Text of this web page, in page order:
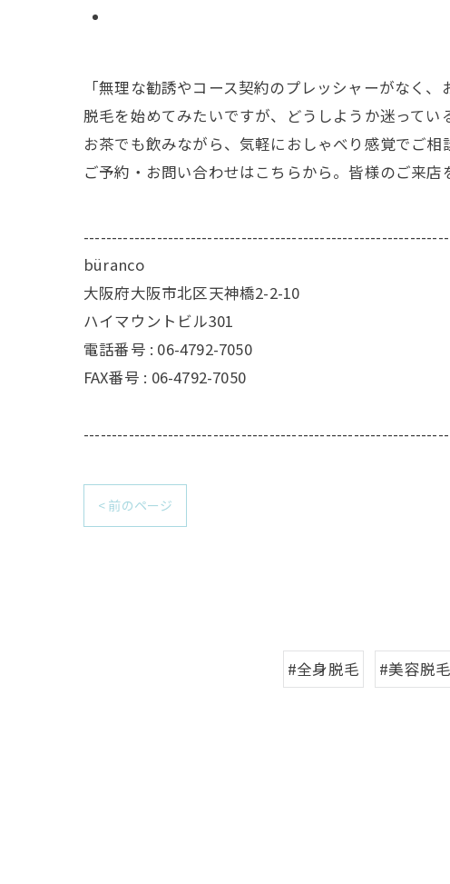
「無理な勧誘やコース契約のプレッシャーがなく、
脱毛を始めてみたいですが、どうしようか迷って
お茶でも飲みながら、気軽におしゃべり感覚でご相
ご予約・お問い合わせはこちらから。皆様のご来
büranco
大阪府大阪市北区天神橋2-2-10
ハイマウントビル301
電話番号 : 06-4792-7050
FAX番号 : 06-4792-7050
< 前のページ
#全身脱毛 #美容脱毛